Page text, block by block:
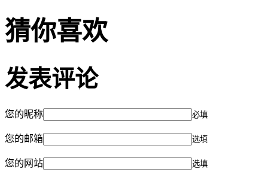
猜你喜欢
发表评论
您的昵称 必填
您的邮箱 选填
您的网站 选填